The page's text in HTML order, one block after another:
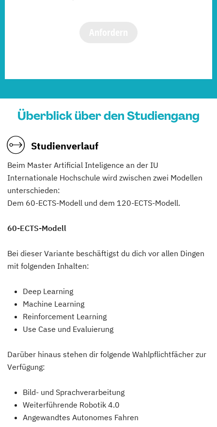
Überblick über den Studiengang
Studienverlauf
Beim Master Artificial Inteligence an der IU
Internationale Hochschule wird zwischen zwei Modellen
unterschieden:
Dem 60-ECTS-Modell und dem 120-ECTS-Modell.
60-ECTS-Modell
Bei dieser Variante beschäftigst du dich vor allen Dingen
mit folgenden Inhalten:
Deep Learning
Machine Learning
Reinforcement Learning
Use Case und Evaluierung
Darüber hinaus stehen dir folgende Wahlpflichtfächer zur
Verfügung:
Bild- und Sprachverarbeitung
Weiterführende Robotik 4.0
Angewandtes Autonomes Fahren